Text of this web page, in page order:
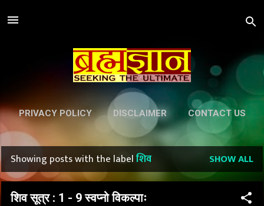
PRIVACY POLICY DISCLAIMER CONTACT US
PShowing posts with the labelशिव SHOW ALL
शिव सूत्र : 1 - 9 स्वप्नो विकल्पाः